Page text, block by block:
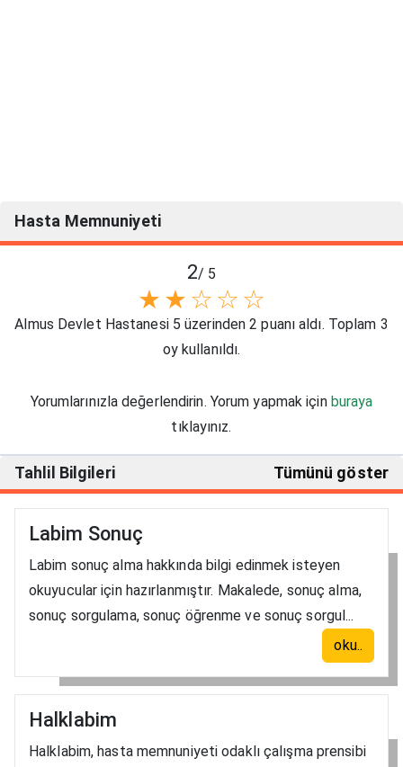
Hasta Memnuniyeti
2/ 5
☆
☆
☆
★
★
Almus Devlet Hastanesi 5 üzerinden 2 puanı aldı. Toplam 3
oy kullanıldı.
Yorumlarınızla değerlendirin. Yorum yapmak için buraya
tıklayınız.
Tahlil Bilgileri Tümünü göster
Labim Sonuç
Labim sonuç alma hakkında bilgi edinmek isteyen
okuyucular için hazırlanmıştır. Makalede, sonuç alma,
sonuç sorgulama, sonuç öğrenme ve sonuç sorgul...
oku..
Halklabim
Halklabim, hasta memnuniyeti odaklı çalışma prensibi